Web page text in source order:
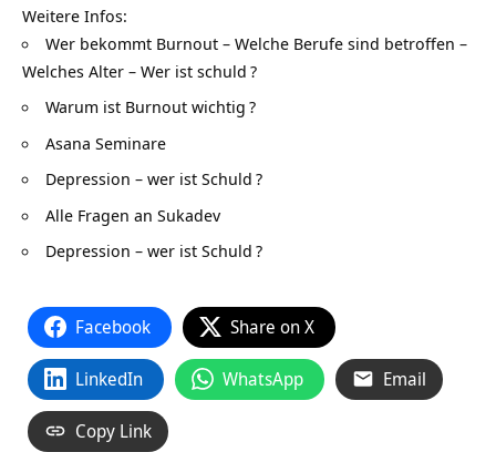
Weitere Infos:
Wer bekommt Burnout – Welche Berufe sind betroffen –
Welches Alter – Wer ist schuld ?
Warum ist Burnout wichtig ?
Asana Seminare
Depression – wer ist Schuld ?
Alle Fragen an Sukadev
Depression – wer ist Schuld ?
Facebook Share on X
LinkedIn WhatsApp Email
Copy Link